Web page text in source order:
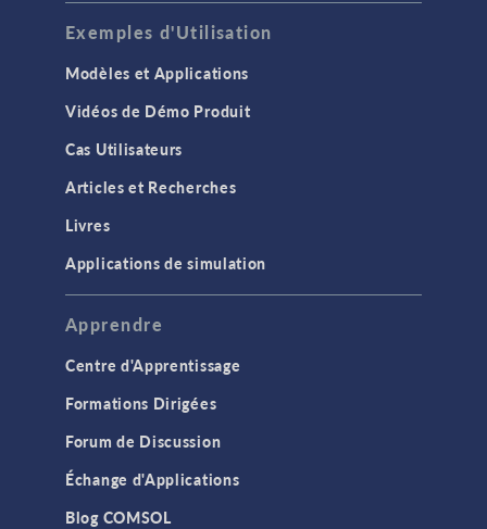
Exemples d'Utilisation
Modèles et Applications
Vidéos de Démo Produit
Cas Utilisateurs
Articles et Recherches
Livres
Applications de simulation
Apprendre
Centre d'Apprentissage
Formations Dirigées
Forum de Discussion
Échange d'Applications
Blog COMSOL